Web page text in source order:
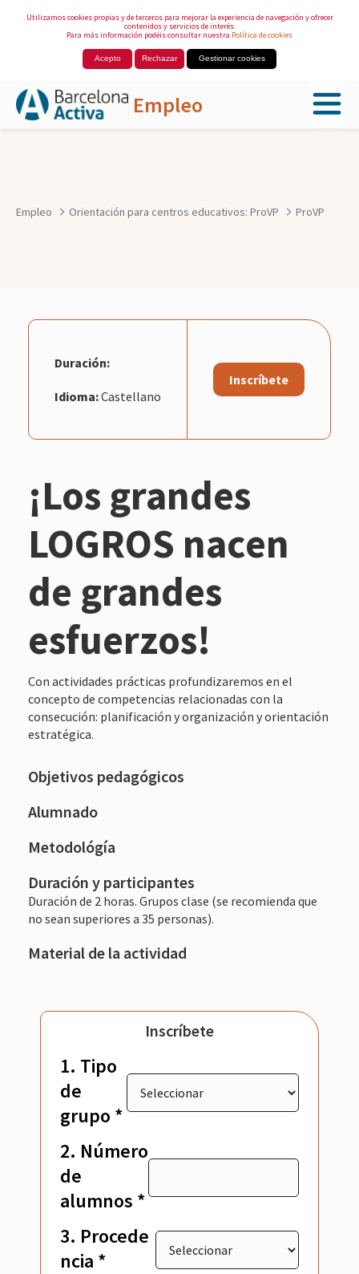
Utilizamos cookies propias y de terceros para mejorar la experiencia de navegación y ofrecer
contenidos y servicios de interés.
Para más información podéis consultar nuestra Política de cookies
Acepto Rechazar Gestionar cookies
Empleo
Empleo Orientación para centros educativos: ProVP ProVP
Duración:
Idioma:Castellano
Inscríbete
¡Los grandes
LOGROS nacen
de grandes
esfuerzos!
Con actividades prácticas profundizaremos en el
concepto de competencias relacionadas con la
consecución: planificación y organización y orientación
estratégica.
Objetivos pedagógicos
Alumnado
Metodológía
Duración y participantes
Duración de 2 horas. Grupos clase (se recomienda que
no sean superiores a 35 personas).
Material de la actividad
Inscríbete
1. Tipo
de
grupo *
2. Número
de
alumnos *
3. Procede
ncia *